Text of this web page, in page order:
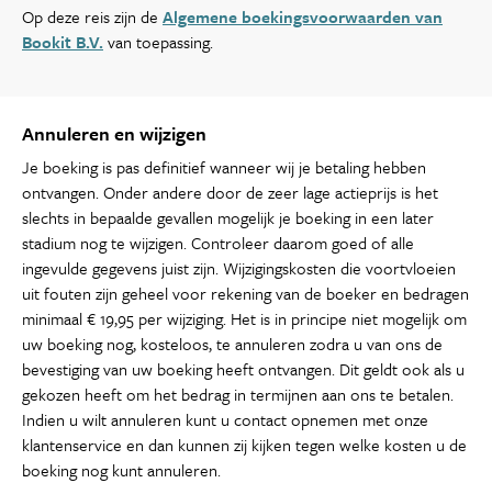
Op deze reis zijn de Algemene boekingsvoorwaarden van
Bookit B.V. van toepassing.
Annuleren en wijzigen
Je boeking is pas definitief wanneer wij je betaling hebben
ontvangen. Onder andere door de zeer lage actieprijs is het
slechts in bepaalde gevallen mogelijk je boeking in een later
stadium nog te wijzigen. Controleer daarom goed of alle
ingevulde gegevens juist zijn. Wijzigingskosten die voortvloeien
uit fouten zijn geheel voor rekening van de boeker en bedragen
minimaal € 19,95 per wijziging. Het is in principe niet mogelijk om
uw boeking nog, kosteloos, te annuleren zodra u van ons de
bevestiging van uw boeking heeft ontvangen. Dit geldt ook als u
gekozen heeft om het bedrag in termijnen aan ons te betalen.
Indien u wilt annuleren kunt u contact opnemen met onze
klantenservice en dan kunnen zij kijken tegen welke kosten u de
boeking nog kunt annuleren.